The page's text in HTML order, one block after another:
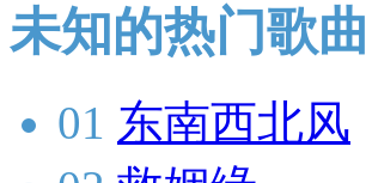
未知的热门歌曲
01 东南西北风